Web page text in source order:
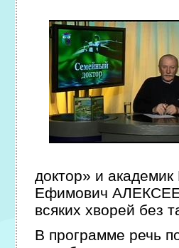
доктор» и
Ефимович
всяких хворей без
В программе речь